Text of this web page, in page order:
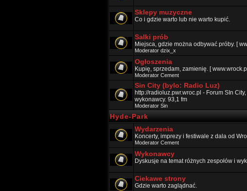
Sklepy muzyczne
Co i gdzie warto lub nie warto kupić.
Salki prób
Miejsca, gdzie można odbywać próby. [
Moderator dzix_x
Ogłoszenia
Kupię, sprzedam, zamienię. [
Moderator Cement
Sin City (bylo: Radio Luz)
http://radioluz.pwr.wroc.pl - Forum SIn
wykonawcy. 93,1 fm
Moderator Sin
Hyde-Park
Wydarzenia
Koncerty, imprezy i festiwale z dala od
Moderator Cement
Wykonawcy
Dyskusje na temat różnych zespołów i
Ciekawe strony
Gdzie warto zaglądnać.